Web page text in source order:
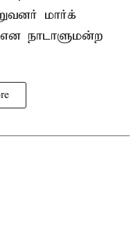
மார்க்
நாடாளுமன்ற